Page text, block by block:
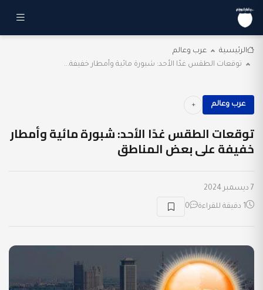
الرئيسية
عرب وعالم
توقعات الطقس غدًا الأحد: شبورة مائية وأمطار خفيفة...
عرب وعالم
توقعات الطقس غدًا الأحد: شبورة مائية وأمطار
خفيفة على بعض المناطق
7 ديسمبر 2024
1 دقيقة للقراءة 0